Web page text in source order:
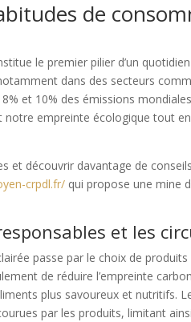
de
le premier pilier d’un
dans des secteurs
et 10% des émissions
empreinte écologique tout
et découvrir davantage de
crpdl.fr/ qui propose une mine
et les
passe par le choix de
de réduire l’empreinte
plus savoureux et nutritifs.
par les produits, limitant